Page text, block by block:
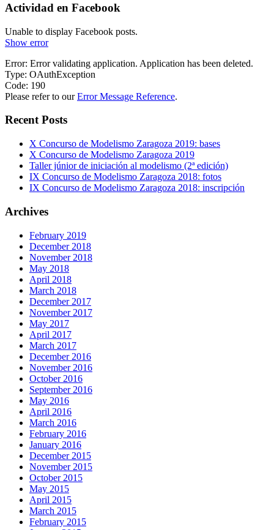
Actividad en Facebook
Unable to display Facebook posts.
Show error
Error: Error validating application. Application has been deleted.
Type: OAuthException
Code: 190
Please refer to ourError Message Reference.
Recent Posts
X Concurso de Modelismo Zaragoza 2019: bases
X Concurso de Modelismo Zaragoza 2019
Taller júnior de iniciación al modelismo (2ª edición)
IX Concurso de Modelismo Zaragoza 2018: fotos
IX Concurso de Modelismo Zaragoza 2018: inscripción
Archives
February 2019
December 2018
November 2018
May 2018
April 2018
March 2018
December 2017
November 2017
May 2017
April 2017
March 2017
December 2016
November 2016
October 2016
September 2016
May 2016
April 2016
March 2016
February 2016
January 2016
December 2015
November 2015
October 2015
May 2015
April 2015
March 2015
February 2015